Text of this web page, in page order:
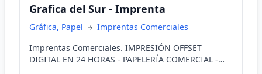
Grafica del Sur - Imprenta
Gráfica, Papel
Imprentas Comerciales
Imprentas Comerciales. IMPRESIÓN OFFSET
DIGITAL EN 24 HORAS - PAPELERÍA COMERCIAL -